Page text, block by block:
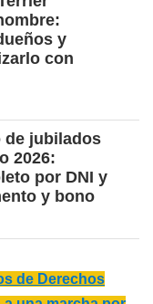
y
con
de jubilados
2026:
por DNI y
y bono
de Derechos